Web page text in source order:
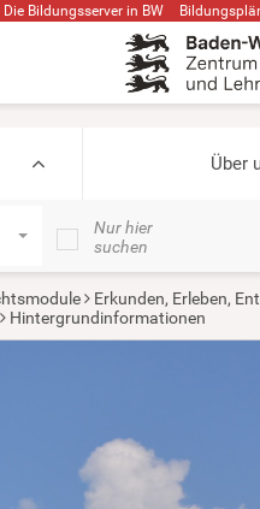
Die Bildungsserver in BW
Über
Nur hier
suchen
Erkunden, Erleben,
Hintergrundinformationen